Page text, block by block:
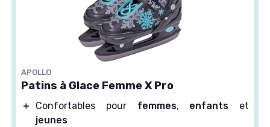
APOLLO
Patins à Glace Femme X Pro
＋ Confortables pour femmes, enfants et
jeunes